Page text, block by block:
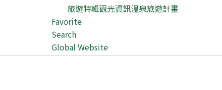
旅遊特輯觀光資訊溫泉旅遊計畫
Favorite
Search
Global Website